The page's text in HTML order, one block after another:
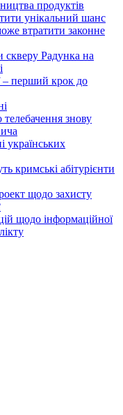
продуктів
унікальний шанс
втратити законне
скверу Радунка на
– перший крок до
телебачення знову
українських
кримські абітурієнти
щодо захисту
щодо інформаційної